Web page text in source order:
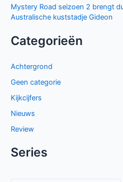
klassenstrijd en een gevaarlijke
Entre padre e hijo op Netflix:
El mapa de los anhelos op
Proyecto Final op Netflix:
online haat
Keuzes en gevoelens botsen in
Australische kuststadje Gideon
Categorieën